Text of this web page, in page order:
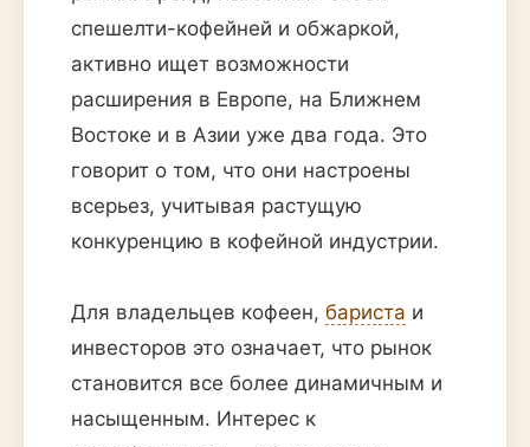
спешелти-кофейней и обжаркой,
активно ищет возможности
расширения в Европе, на Ближнем
Востоке и в Азии уже два года. Это
говорит о том, что они настроены
всерьез, учитывая растущую
конкуренцию в кофейной индустрии.
Для владельцев кофеен, бариста и
инвесторов это означает, что рынок
становится все более динамичным и
насыщенным. Интерес к